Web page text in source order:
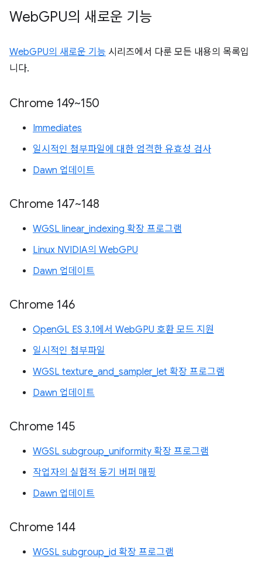
WebGPU의 새로운 기능
WebGPU의 새로운 기능 시리즈에서 다룬 모든 내용의 목록입
니다.
Chrome 149~150
Immediates
일시적인 첨부파일에 대한 엄격한 유효성 검사
Dawn 업데이트
Chrome 147~148
WGSL linear_indexing 확장 프로그램
Linux NVIDIA의 WebGPU
Dawn 업데이트
Chrome 146
OpenGL ES 3.1에서 WebGPU 호환 모드 지원
일시적인 첨부파일
WGSL texture_and_sampler_let 확장 프로그램
Dawn 업데이트
Chrome 145
WGSL subgroup_uniformity 확장 프로그램
작업자의 실험적 동기 버퍼 매핑
Dawn 업데이트
Chrome 144
WGSL subgroup_id 확장 프로그램